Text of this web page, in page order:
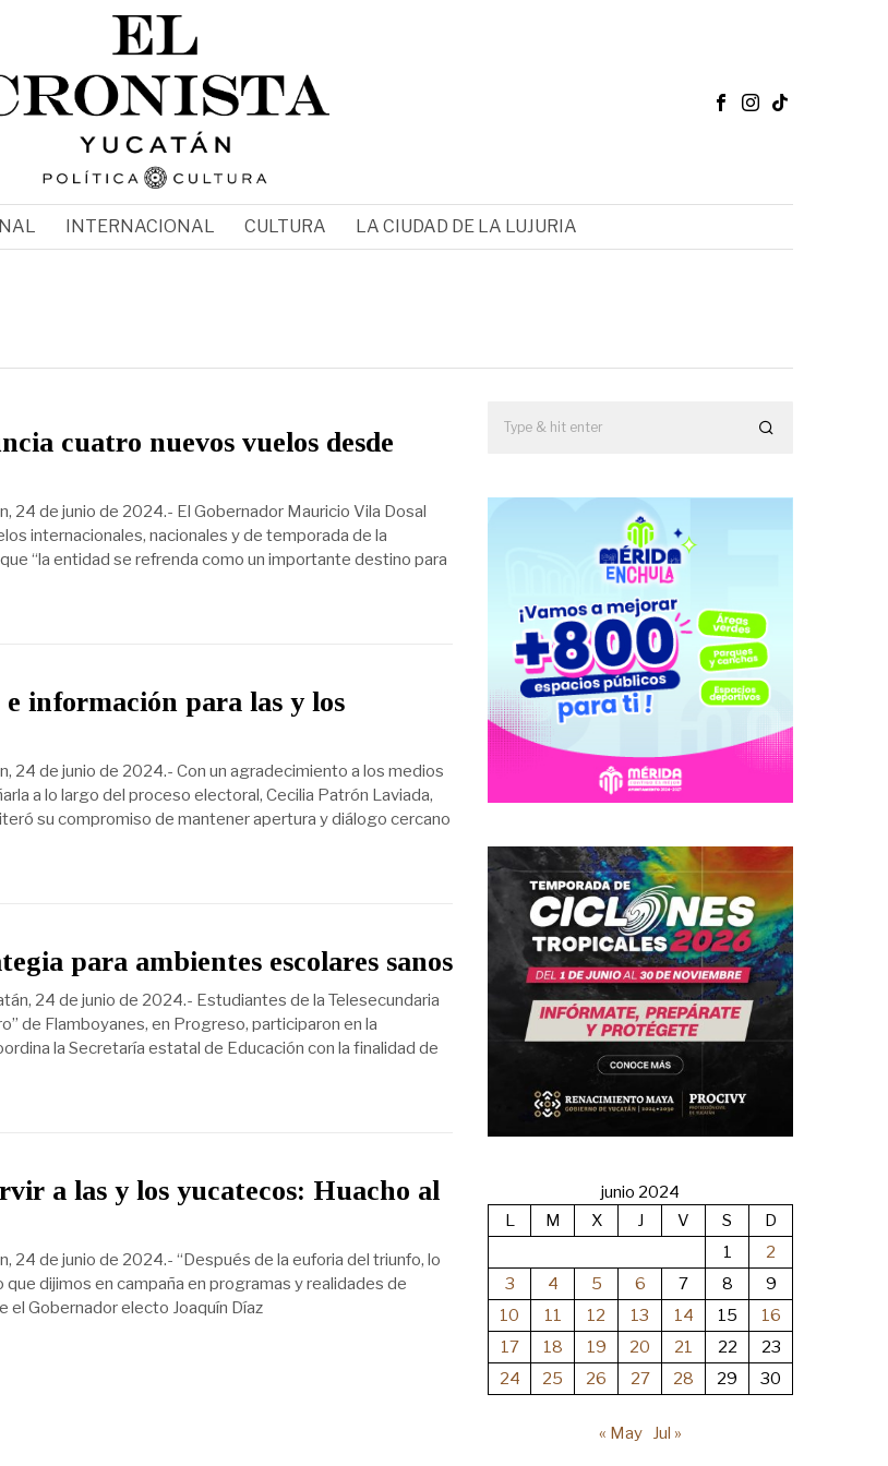
INTERNACIONAL CULTURA LA CIUDAD DE LA LUJURIA
cuatro nuevos vuelos desde
24 de junio de 2024.- El Gobernador Mauricio Vila Dosal
internacionales, nacionales y de temporada de la
“la entidad se refrenda como un importante destino para
información para las y los
24 de junio de 2024.- Con un agradecimiento a los medios
a lo largo del proceso electoral, Cecilia Patrón Laviada,
su compromiso de mantener apertura y diálogo cercano
para ambientes escolares sanos
24 de junio de 2024.- Estudiantes de la Telesecundaria
de Flamboyanes, en Progreso, participaron en la
la Secretaría estatal de Educación con la finalidad de
a las y los yucatecos: Huacho al
24 de junio de 2024.- “Después de la euforia del triunfo, lo
dijimos en campaña en programas y realidades de
el Gobernador electo Joaquín Díaz
junio 2024
L
M X J V S
D
1
2
3
4 5 6 7 8
9
10
11 12 13 14 15
16
17
18 19 20 21 22
23
24
25 26 27 28 29 30
« May Jul »